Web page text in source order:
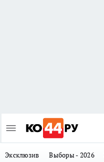
Эксклюзив Выборы - 2026